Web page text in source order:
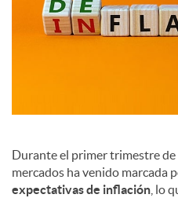
s
Durante el primer trimestre
mercados ha venido marcada
expectativas de inflación , lo